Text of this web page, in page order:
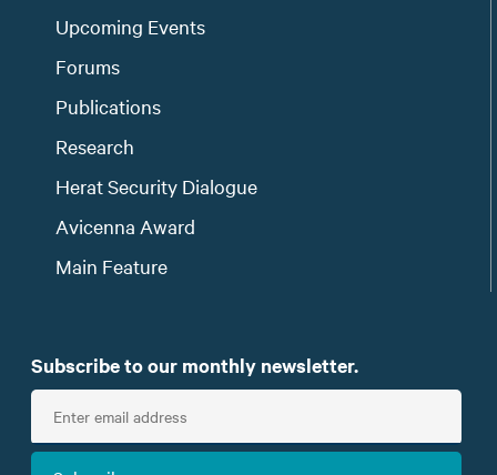
Upcoming Events
Forums
Publications
Research
Herat Security Dialogue
Avicenna Award
Main Feature
Subscribe to our monthly newsletter.
E
t